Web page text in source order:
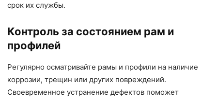
срок их службы.
Контроль за состоянием рам и
профилей
Регулярно осматривайте рамы и профили на наличие
коррозии, трещин или других повреждений.
Своевременное устранение дефектов поможет